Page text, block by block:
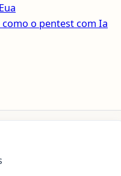
como o pentest com Ia